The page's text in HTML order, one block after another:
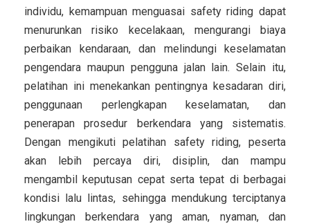
individu, kemampuan menguasai safety riding dapat
menurunkan risiko kecelakaan, mengurangi biaya
perbaikan kendaraan, dan melindungi keselamatan
pengendara maupun pengguna jalan lain. Selain itu,
pelatihan ini menekankan pentingnya kesadaran diri,
penggunaan perlengkapan keselamatan, dan
penerapan prosedur berkendara yang sistematis.
Dengan mengikuti pelatihan safety riding, peserta
akan lebih percaya diri, disiplin, dan mampu
mengambil keputusan cepat serta tepat di berbagai
kondisi lalu lintas, sehingga mendukung terciptanya
lingkungan berkendara yang aman, nyaman, dan